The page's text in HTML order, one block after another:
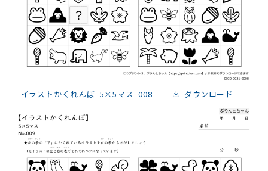
イラストかくれんぼ_5×5マス_008 ダウンロード